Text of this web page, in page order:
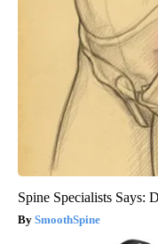
Spine Specialists Says:
SmoothSpine